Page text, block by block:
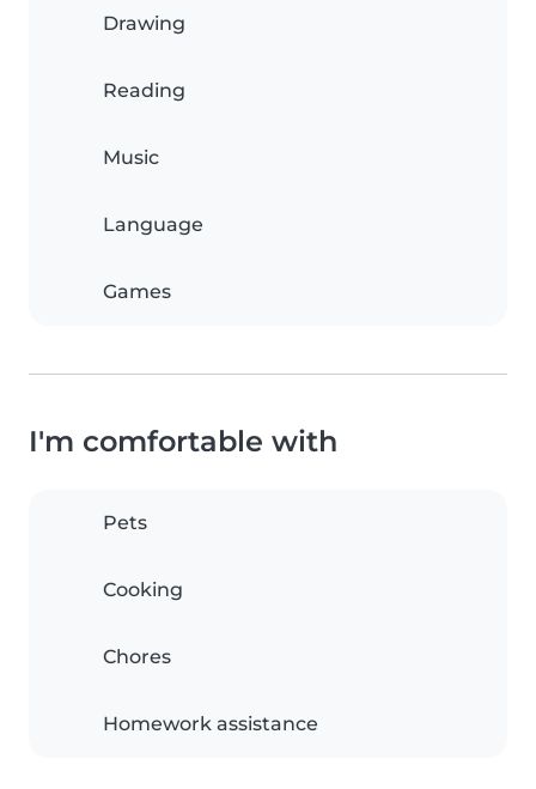
Drawing
Reading
Music
Language
Games
I'm comfortable with
Pets
Cooking
Chores
Homework assistance